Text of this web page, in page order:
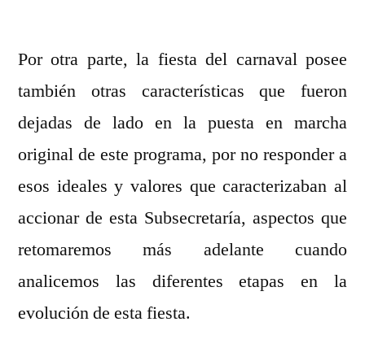
Por otra parte, la fiesta del carnaval posee
también otras características que fueron
dejadas de lado en la puesta en marcha
original de este programa, por no responder a
esos ideales y valores que caracterizaban al
accionar de esta Subsecretaría, aspectos que
retomaremos más adelante cuando
analicemos las diferentes etapas en la
evolución de esta fiesta.